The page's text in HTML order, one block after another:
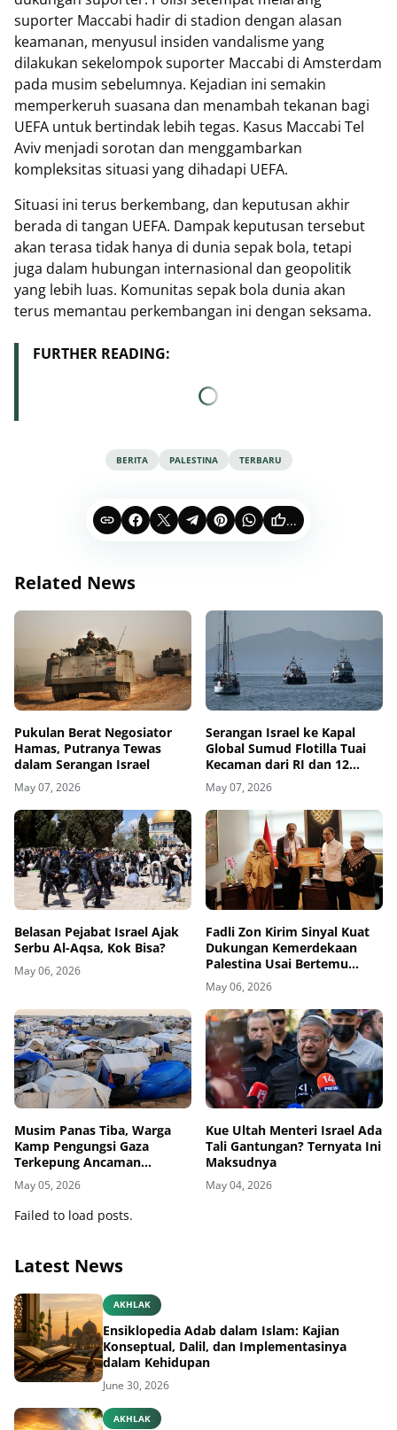
suporter Maccabi hadir di stadion dengan alasan
keamanan, menyusul insiden vandalisme yang
dilakukan sekelompok suporter Maccabi di Amsterdam
pada musim sebelumnya. Kejadian ini semakin
memperkeruh suasana dan menambah tekanan bagi
UEFA untuk bertindak lebih tegas. Kasus Maccabi Tel
Aviv menjadi sorotan dan menggambarkan
kompleksitas situasi yang dihadapi UEFA.
Situasi ini terus berkembang, dan keputusan akhir
berada di tangan UEFA. Dampak keputusan tersebut
akan terasa tidak hanya di dunia sepak bola, tetapi
juga dalam hubungan internasional dan geopolitik
yang lebih luas. Komunitas sepak bola dunia akan
terus memantau perkembangan ini dengan seksama.
FURTHER READING:
BERITA PALESTINA TERBARU
...
Related News
Pukulan Berat Negosiator
Hamas, Putranya Tewas
dalam Serangan Israel
May 07, 2026
Serangan Israel ke Kapal
Global Sumud Flotilla Tuai
Kecaman dari RI dan 12
Negara
May 07, 2026
Belasan Pejabat Israel Ajak
Serbu Al-Aqsa, Kok Bisa?
May 06, 2026
Fadli Zon Kirim Sinyal Kuat
Dukungan Kemerdekaan
Palestina Usai Bertemu
Delegasi di Kemenbud
May 06, 2026
Musim Panas Tiba, Warga
Kamp Pengungsi Gaza
Terkepung Ancaman
Penyakit Kulit
May 05, 2026
Kue Ultah Menteri Israel Ada
Tali Gantungan? Ternyata Ini
Maksudnya
May 04, 2026
Failed to load posts.
Latest News
AKHLAK
Ensiklopedia Adab dalam Islam: Kajian
Konseptual, Dalil, dan Implementasinya
dalam Kehidupan
June 30, 2026
AKHLAK